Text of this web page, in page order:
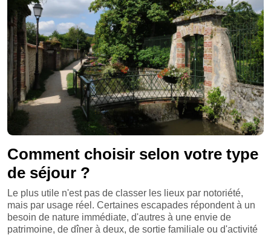
Comment choisir selon votre type
de séjour ?
Le plus utile n'est pas de classer les lieux par notoriété,
mais par usage réel. Certaines escapades répondent à un
besoin de nature immédiate, d'autres à une envie de
patrimoine, de dîner à deux, de sortie familiale ou d'activité